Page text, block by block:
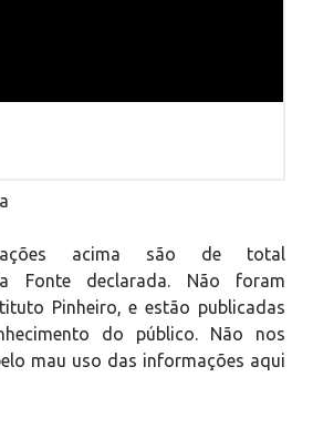
acima são de total
Fonte declarada. Não foram
Pinheiro, e estão publicadas
do público. Não nos
mau uso das informações aqui